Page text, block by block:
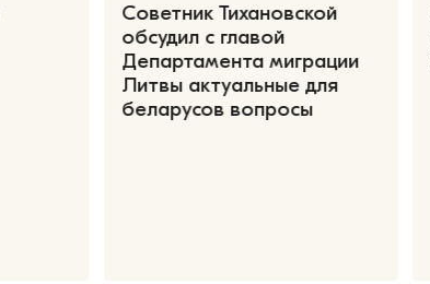
Советник Тихановской
обсудил с главой
Департамента миграции
Литвы актуальные для
беларусов вопросы